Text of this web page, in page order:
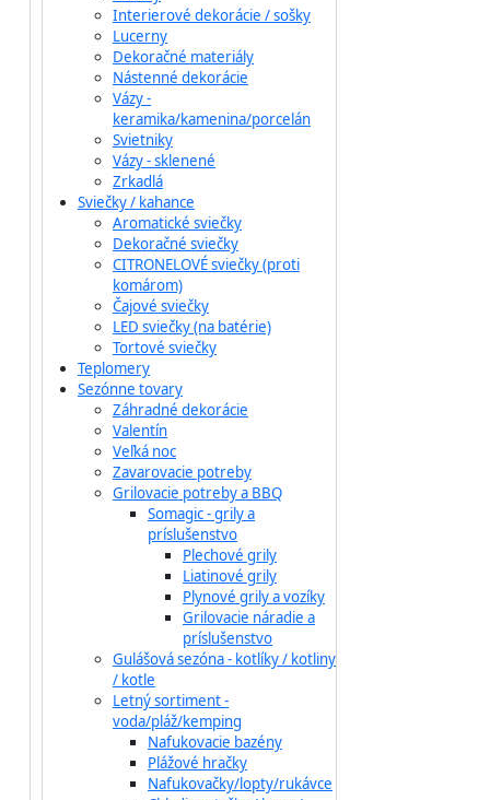
Interierové dekorácie / sošky
Lucerny
Dekoračné materiály
Nástenné dekorácie
Vázy -
keramika/kamenina/porcelán
Svietniky
Vázy - sklenené
Zrkadlá
Sviečky / kahance
Aromatické sviečky
Dekoračné sviečky
CITRONELOVÉ sviečky (proti
komárom)
Čajové sviečky
LED sviečky (na batérie)
Tortové sviečky
Teplomery
Sezónne tovary
Záhradné dekorácie
Valentín
Veľká noc
Zavarovacie potreby
Grilovacie potreby a BBQ
Somagic - grily a
príslušenstvo
Plechové grily
Liatinové grily
Plynové grily a vozíky
Grilovacie náradie a
príslušenstvo
Gulášová sezóna - kotlíky / kotliny
/ kotle
Letný sortiment -
voda/pláž/kemping
Nafukovacie bazény
Plážové hračky
Nafukovačky/lopty/rukávce